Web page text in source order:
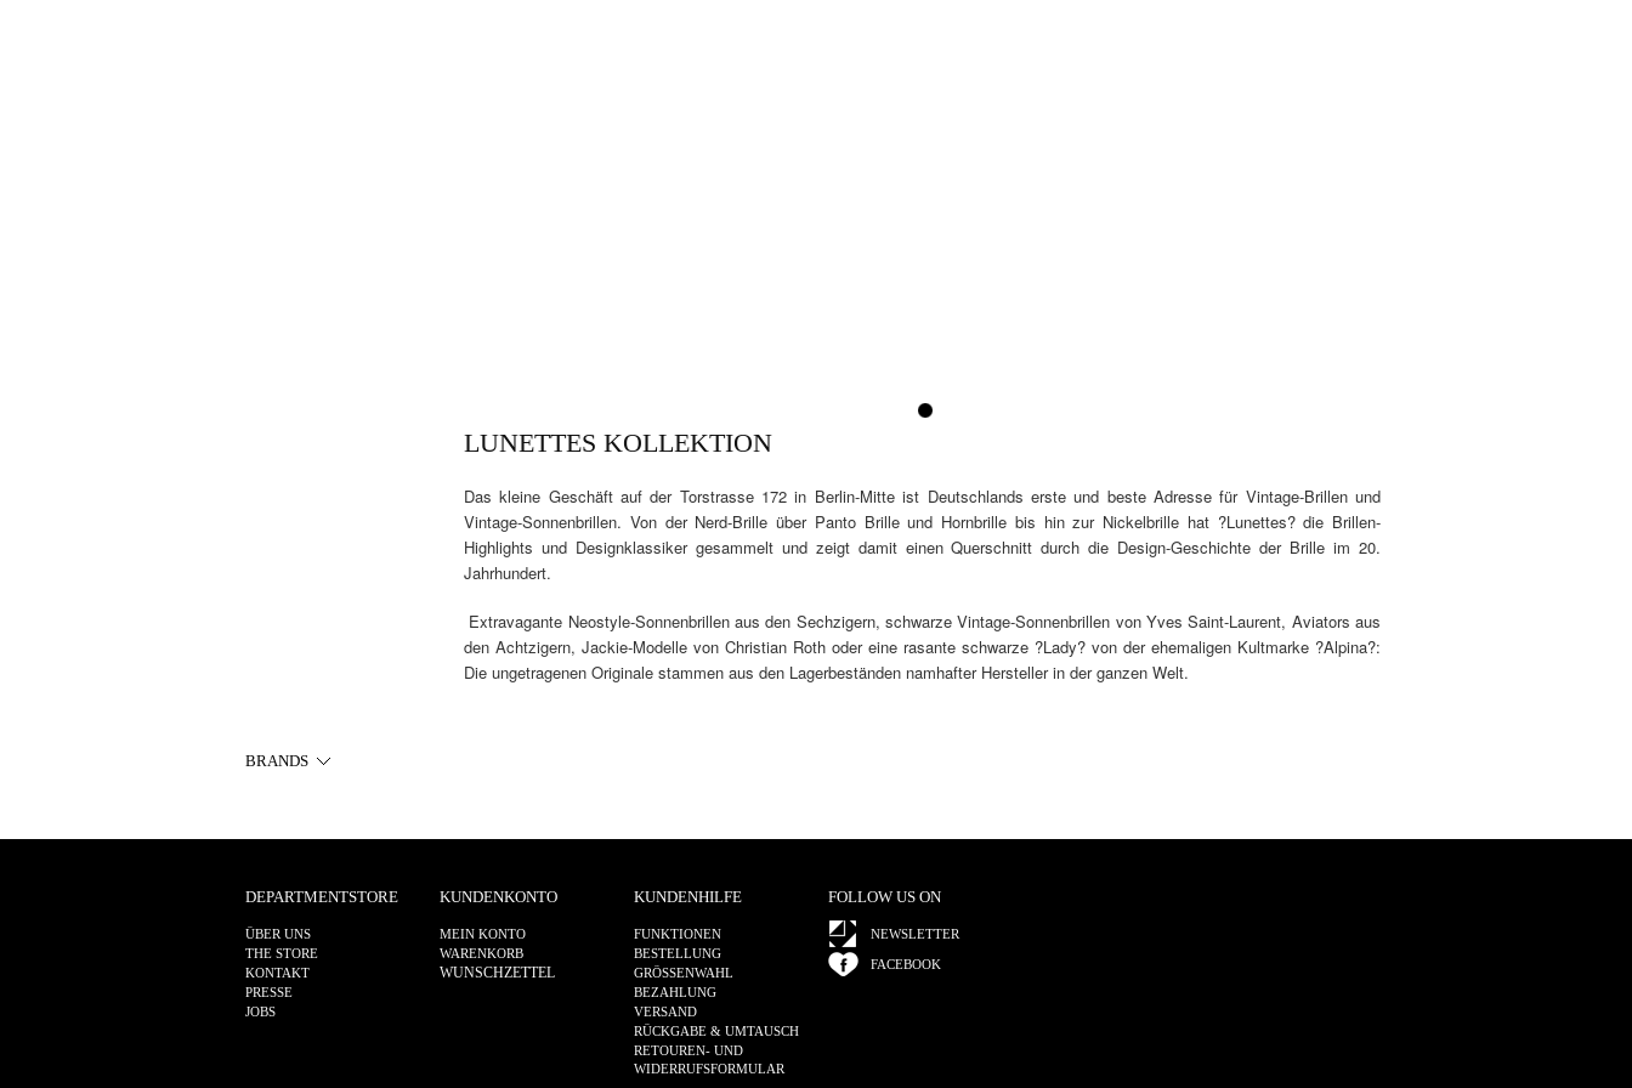
LUNETTES KOLLEKTION
Das kleine Geschäft auf der Torstrasse 172 in Berlin-Mitte ist Deutschlands erste und beste Adresse für Vintage-Brillen und
Vintage-Sonnenbrillen. Von der Nerd-Brille über Panto Brille und Hornbrille bis hin zur Nickelbrille hat ?Lunettes? die Brillen-
Highlights und Designklassiker gesammelt und zeigt damit einen Querschnitt durch die Design-Geschichte der Brille im 20.
Jahrhundert.
Extravagante Neostyle-Sonnenbrillen aus den Sechzigern, schwarze Vintage-Sonnenbrillen von Yves Saint-Laurent, Aviators aus
den Achtzigern, Jackie-Modelle von Christian Roth oder eine rasante schwarze ?Lady? von der ehemaligen Kultmarke ?Alpina?:
Die ungetragenen Originale stammen aus den Lagerbeständen namhafter Hersteller in der ganzen Welt.
BRANDS
DEPARTMENTSTORE
ÜBER UNS
THE STORE
KONTAKT
PRESSE
JOBS
KUNDENKONTO
MEIN KONTO
WARENKORB
WUNSCHZETTEL
KUNDENHILFE
FUNKTIONEN
BESTELLUNG
GRÖSSENWAHL
BEZAHLUNG
VERSAND
RÜCKGABE & UMTAUSCH
RETOUREN- UND
WIDERRUFSFORMULAR
FOLLOW US ON
NEWSLETTER
FACEBOOK